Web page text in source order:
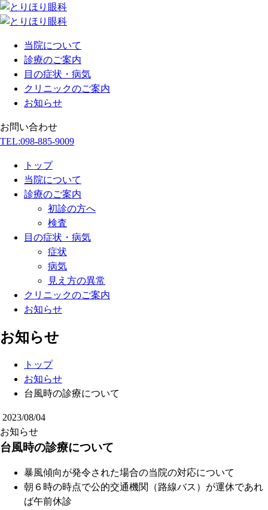
当院について
診療のご案内
目の症状・病気
クリニックのご案内
お知らせ
お問い合わせ
TEL:098-885-9009
トップ
当院について
診療のご案内
初診の方へ
検査
目の症状・病気
症状
病気
見え方の異常
クリニックのご案内
お知らせ
お知らせ
トップ
お知らせ
台風時の診療について
2023/08/04
お知らせ
台風時の診療について
暴風傾向が発令された場合の当院の対応について
朝６時の時点で公的交通機関（路線バス）が運休であれ
ば午前休診